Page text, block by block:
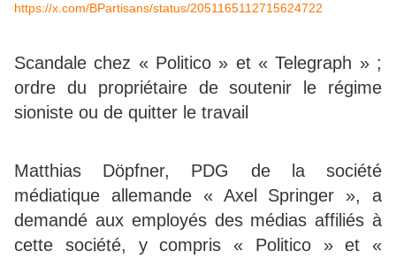
https://x.com/BPartisans/status/2051165112715624722
Scandale chez « Politico » et « Telegraph » ;
ordre du propriétaire de soutenir le régime
sioniste ou de quitter le travail
Matthias Döpfner, PDG de la société
médiatique allemande « Axel Springer », a
demandé aux employés des médias affiliés à
cette société, y compris « Politico » et «